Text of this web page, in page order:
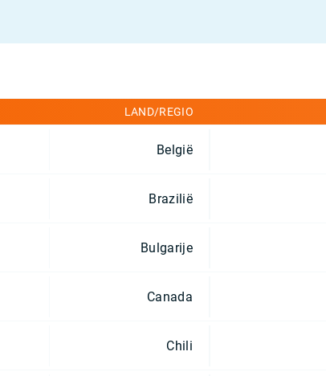
LAND/REGIO
België
Brazilië
Bulgarije
Canada
Chili